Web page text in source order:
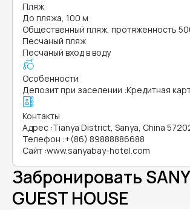
Пляж
До пляжа, 100 м
Общественный пляж, протяженность
Песчаный пляж
Песчаный вход в воду
Особенности
Депозит при заселении :Кредитная
Контакты
Адрес :Tianya District, Sanya, China
Телефон :+(86) 89888886688
Сайт :www.sanyabay-hotel.com
Забронировать
GUEST HOUSE